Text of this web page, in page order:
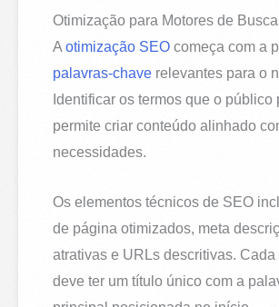
Otimização para Motores de
Aotimização SEO começa com a
palavras-chave relevantes para o
Identificar os termos que o público
permite criar conteúdo alinhado
necessidades.
Os elementos técnicos de SEO
de página otimizados, meta
atrativas e URLs descritivas. Cada
deve ter um título único com a